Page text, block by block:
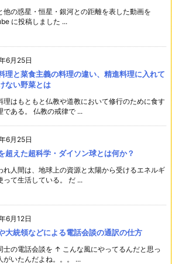
他の惑星・恒星・銀河との距離を表した動画を
に投稿しました ...
6月25日
理と菜食主義の料理の違い、精進料理に入れて
ない野菜とは
理はもともと仏教や道教において修行のために食す
である。 仏教の戒律で ...
6月25日
超えた超科学・ダイソン球とは何か？
れ人間は、地球上の資源と太陽から受けるエネルギ
って生活している。 だ ...
6月12日
大統領などによる電話会談の通訳の仕方
士の電話会談を ↑ こんな風にやってるんだと思っ
がいたんだよね。。。 ...